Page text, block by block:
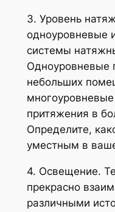
3. Уровень
одноуровневые
системы
Одноуровневые
небольших
притяжения в
Определите,
уместным в
4. Освещение.
прекрасно
различными